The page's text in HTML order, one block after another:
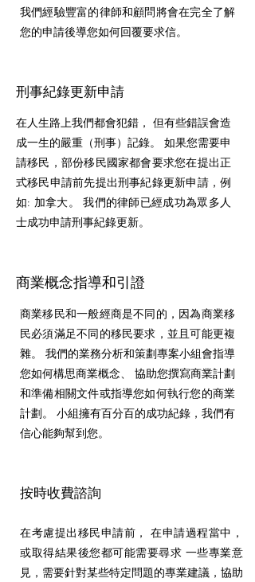
我們經驗豐富的律師和顧問將會在完全了解
您的申請後導您如何回覆要求信。
刑事紀錄更新申請
在人生路上我們都會犯錯， 但有些錯誤會造
成一生的嚴重（刑事）記錄。 如果您需要申
請移民，部份移民國家都會要求您在提出正
式移民申請前先提出刑事紀錄更新申請，例
如: 加拿大。 我們的律師已經成功為眾多人
士成功申請刑事紀錄更新。
商業概念指導和引證
商業移民和一般經商是不同的，因為商業移
民必須滿足不同的移民要求，並且可能更複
雜。 我們的業務分析和策劃專案小組會指導
您如何構思商業概念、 協助您撰寫商業計劃
和準備相關文件或指導您如何執行您的商業
計劃。 小組擁有百分百的成功紀錄，我們有
信心能夠幫到您。
按時收費諮詢
在考慮提出移民申請前， 在申請過程當中，
或取得結果後您都可能需要尋求 一些專業意
見，需要針對某些特定問題的專業建議，協助